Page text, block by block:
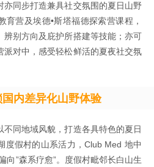
亦同步打造兼具社交氛围的夏日山野
育营及埃德•斯塔福德探索营课程，
辨别方向及庇护所搭建等技能；亦可
派对中，感受轻松鲜活的夏夜社交氛
内差异化山野体验
同地域风貌，打造各具特色的夏日
度假村的山系活力，Club Med 地中
向”森系疗愈”。度假村毗邻长白山生